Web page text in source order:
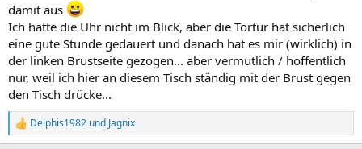
damit aus
Ich hatte die Uhr nicht im Blick, aber die Tortur hat sicherlich
eine gute Stunde gedauert und danach hat es mir (wirklich) in
der linken Brustseite gezogen... aber vermutlich / hoffentlich
nur, weil ich hier an diesem Tisch ständig mit der Brust gegen
den Tisch drücke...
R
e
Delphis1982 und Jagnix